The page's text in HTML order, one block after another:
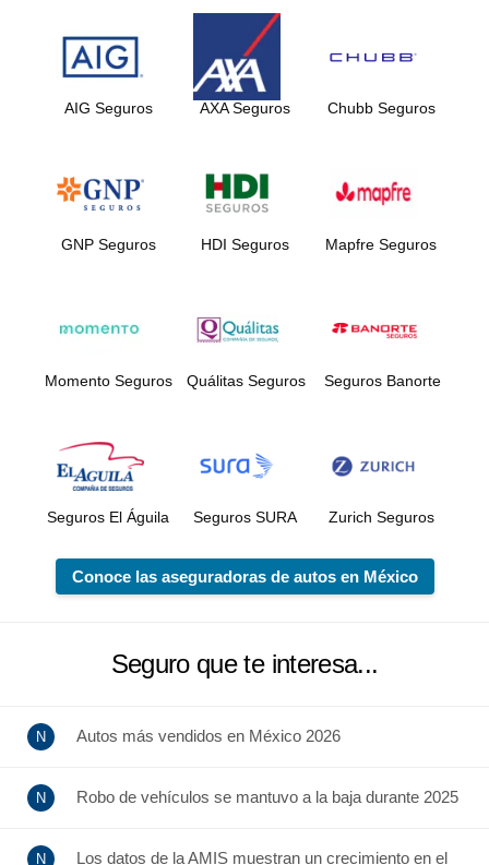
AIG Seguros AXA Seguros Chubb Seguros
GNP Seguros HDI Seguros Mapfre Seguros
Momento Seguros Quálitas Seguros Seguros Banorte
Seguros El Águila Seguros SURA Zurich Seguros
Conoce las aseguradoras de autos en México
Seguro que te interesa...
Autos más vendidos en México 2026
Robo de vehículos se mantuvo a la baja durante 2025
Los datos de la AMIS muestran un crecimiento en el